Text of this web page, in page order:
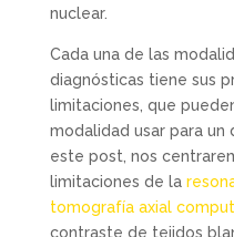
nuclear.
Cada una de las
diagnósticas tiene sus
limitaciones, que
modalidad usar para un
este post, nos
limitaciones de la
tomografía axial
contraste de tejidos